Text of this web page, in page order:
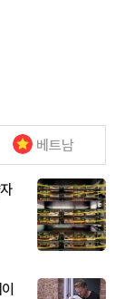
베트남